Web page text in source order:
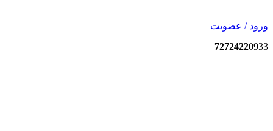
ورود / عضویت
72724220933